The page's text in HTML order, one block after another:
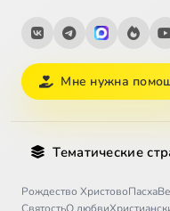
Мне нужна
Тематические
Рождество ХристовоПасха